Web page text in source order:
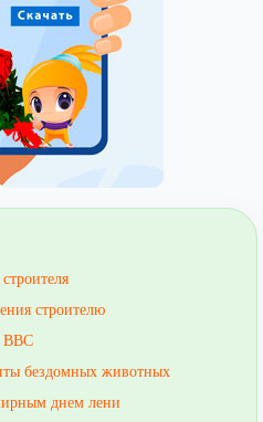
строителю
ВВС
бездомных животных
днем лени